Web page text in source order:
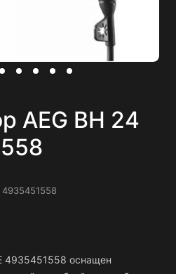
AEG ВН 24
4935451558
4935451558 оснащен